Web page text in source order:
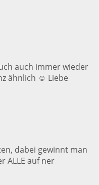
auch immer wieder
ähnlich ☺ Liebe
dabei gewinnt man
ALLE auf ner